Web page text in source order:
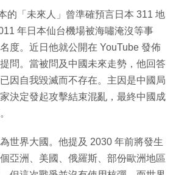
的「未來人」曾準確預言日本 311 地
年日本仙台機場被海嘯淹沒等事
度。近日他就公開在 YouTube 發佈
問。當被問及中國未來走勢，他回答
因自我毀滅而不存在。主因是中國局
決定發起攻擊結束混亂，最終中國成
世界大國。他提及 2030 年前將發生
亞洲、美國、俄羅斯、部份歐洲地區